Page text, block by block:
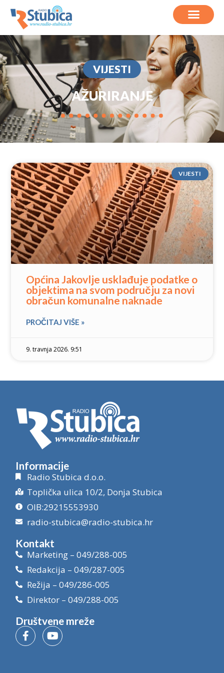
VIJESTI
AŽURIRANJE
VIJESTI
Općina Jakovlje usklađuje podatke o
objektima na svom području za novi
obračun komunalne naknade
PROČITAJ VIŠE »
9. travnja 2026. 9:51
Informacije
Radio Stubica d.o.o.
Toplička ulica 10/2, Donja Stubica
OIB:29215553930
radio-stubica@radio-stubica.hr
Kontakt
Marketing – 049/288-005
Redakcija – 049/287-005
Režija – 049/286-005
Direktor – 049/288-005
Društvene mreže